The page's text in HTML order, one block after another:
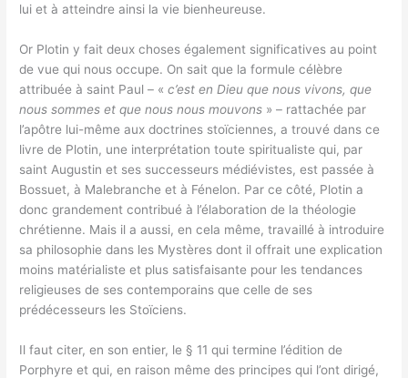
lui et à atteindre ainsi la vie bienheureuse.
Or Plotin y fait deux choses également significatives au point
de vue qui nous occupe. On sait que la formule célèbre
attribuée à saint Paul – «c’est en Dieu que nous vivons, que
nous sommes et que nous nous mouvons » – rattachée par
l’apôtre lui-même aux doctrines stoïciennes, a trouvé dans ce
livre de Plotin, une interprétation toute spiritualiste qui, par
saint Augustin et ses successeurs médiévistes, est passée à
Bossuet, à Malebranche et à Fénelon. Par ce côté, Plotin a
donc grandement contribué à l’élaboration de la théologie
chrétienne. Mais il a aussi, en cela même, travaillé à introduire
sa philosophie dans les Mystères dont il offrait une explication
moins matérialiste et plus satisfaisante pour les tendances
religieuses de ses contemporains que celle de ses
prédécesseurs les Stoïciens.
Il faut citer, en son entier, le § 11 qui termine l’édition de
Porphyre et qui, en raison même des principes qui l’ont dirigé,